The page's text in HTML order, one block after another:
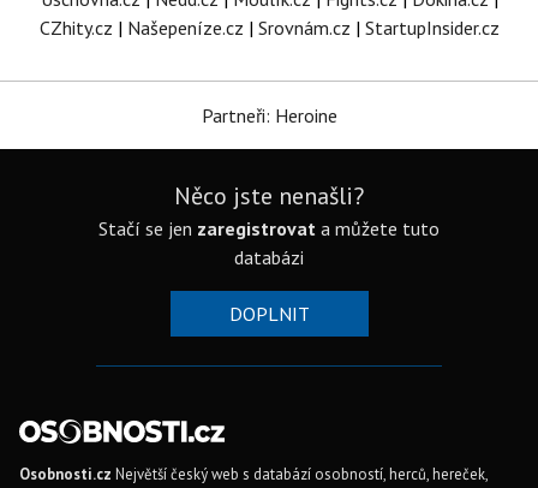
CZhity.cz | Našepeníze.cz | Srovnám.cz | StartupInsider.cz
Partneři: Heroine
Něco jste nenašli?
Stačí se jen zaregistrovat a můžete tuto
databázi
DOPLNIT
Osobnosti.cz Největší český web s databází osobností, herců, hereček,